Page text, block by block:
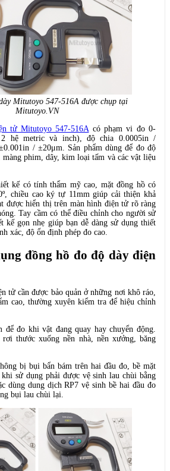
Mitutoyo 547-516A được chụp tại
Mitutoyo.VN
tử Mitutoyo 547-516Acó phạm vi đo 0-
hệ metric và inch), độ chia 0.0005in /
/ ±20μm. Sản phẩm dùng để đo độ
màng phim, dây, kim loại tấm và các vật liệu
kế có tính thẩm mỹ cao, mặt đồng hồ có
chiều cao ký tự 11mm giúp cải thiện khả
được hiển thị trên màn hình điện tử rõ ràng
Tay cầm có thể điều chỉnh cho người sử
kế gọn nhẹ giúp bạn dễ dàng sử dụng thiết
xác, độ ổn định phép đo cao.
đồng hồ đo độ dày điện
tử cần được bảo quản ở những nơi khô ráo,
cao, thường xuyên kiểm tra để hiệu chỉnh
để đo khi vật đang quay hay chuyển động.
thước xuống nền nhà, nền xưởng, băng
bị bụi bẩn bám trên hai đầu đo, bề mặt
sử dụng phải được vệ sinh lau chùi bằng
dùng dung dịch RP7 vệ sinh bề hai đầu đo
bụi lau chùi lại.